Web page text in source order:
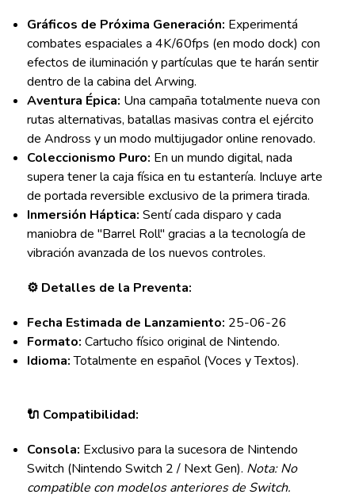
Gráficos de Próxima Generación: Experimentá
combates espaciales a 4K/60fps (en modo dock) con
efectos de iluminación y partículas que te harán sentir
dentro de la cabina del Arwing.
Aventura Épica: Una campaña totalmente nueva con
rutas alternativas, batallas masivas contra el ejército
de Andross y un modo multijugador online renovado.
Coleccionismo Puro: En un mundo digital, nada
supera tener la caja física en tu estantería. Incluye arte
de portada reversible exclusivo de la primera tirada.
Inmersión Háptica: Sentí cada disparo y cada
maniobra de "Barrel Roll" gracias a la tecnología de
vibración avanzada de los nuevos controles.
⚙️ Detalles de la Preventa:
Fecha Estimada de Lanzamiento: 25-06-26
Formato: Cartucho físico original de Nintendo.
Idioma:Totalmente en español (Voces y Textos).
🔌 Compatibilidad:
Consola: Exclusivo para la sucesora de Nintendo
Switch (Nintendo Switch 2 / Next Gen). Nota: No
compatible con modelos anteriores de Switch.